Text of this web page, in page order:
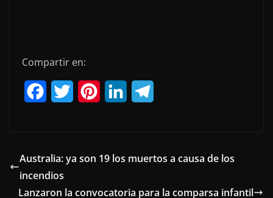
Compartir en:
e
b
t
t
k
e
Australia: ya son 19 los muertos a causa de los
incendios
Lanzaron la convocatoria para la comparsa infantil